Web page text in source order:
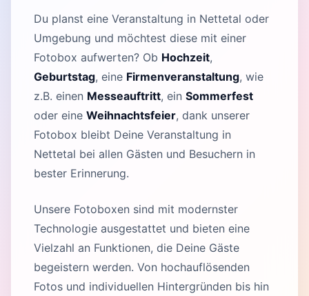
Du planst eine Veranstaltung in Nettetal oder
Umgebung und möchtest diese mit einer
Fotobox aufwerten? Ob Hochzeit,
Geburtstag, eine Firmenveranstaltung, wie
z.B. einen Messeauftritt, ein Sommerfest
oder eine Weihnachtsfeier, dank unserer
Fotobox bleibt Deine Veranstaltung in
Nettetal bei allen Gästen und Besuchern in
bester Erinnerung.
Unsere Fotoboxen sind mit modernster
Technologie ausgestattet und bieten eine
Vielzahl an Funktionen, die Deine Gäste
begeistern werden. Von hochauflösenden
Fotos und individuellen Hintergründen bis hin